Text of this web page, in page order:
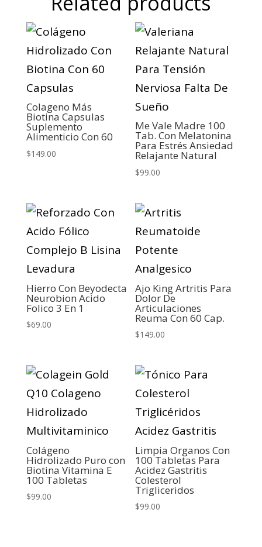
Colageno Más
Biotina Capsulas
Suplemento
Alimenticio Con 60
$149.00
Me Vale Madre 100
Tab. Con Melatonina
Para Estrés Ansiedad
Relajante Natural
$99.00
Hierro Con Beyodecta
Neurobion Acido
Folico 3 En 1
$69.00
Ajo King Artritis Para
Dolor De
Articulaciones
Reuma Con 60 Cap.
$149.00
Colágeno
Hidrolizado Puro con
Biotina Vitamina E
100 Tabletas
$99.00
Limpia Organos Con
100 Tabletas Para
Acidez Gastritis
Colesterol
Trigliceridos
$99.00